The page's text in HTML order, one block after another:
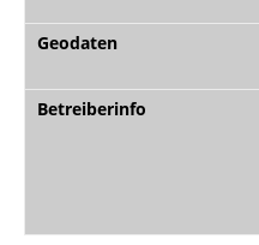
Geodaten
Betreiberinfo